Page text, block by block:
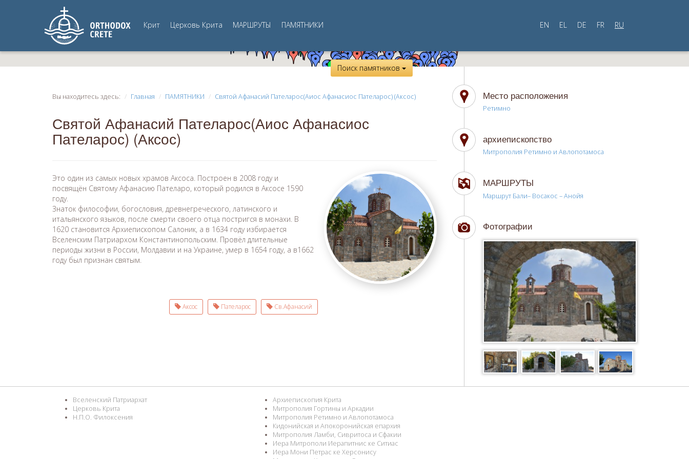
Крит Церковь Крита МАРШРУТЫ ПАМЯТНИКИ EN EL DE FR RU
Поиск памятников
Вы находитесь здесь: Главная ПАМЯТНИКИ Святой Афанасий Пателарос(Аиос Афанасиос Пателарос) (Аксос)
Святой Афанасий Пателарос(Аиос Афанасиос
Пателарос) (Аксос)
Это один из самых новых храмов Аксоса. Построен в 2008 году и
посвящён Святому Афанасию Пателаро, который родился в Аксосе 1590
году.
Знаток философии, богословия, древнегреческого, латинского и
итальянского языков, после смерти своего отца постригся в монахи. В
1620 становится Архиепископом Салоник, а в 1634 году избирается
Вселенским Патриархом Константинопольским. Провёл длительные
периоды жизни в России, Молдавии и на Украине, умер в 1654 году, а в1662
году был признан святым.
Аксос Пателарос Св.Афанасий
Место расположения
Ретимно
архиепископство
Митрополия Ретимно и Авлопотамоса
МАРШРУТЫ
Маршрут Бали– Восакос – Анойя
Фотографии
Вселенский Патриархат
Церковь Крита
Н.П.О. Филоксения
Архиепископия Крита
Митрополия Гортины и Аркадии
Митрополия Ретимно и Авлопотамоса
Кидонийская и Апокоронийская епархия
Митрополия Ламби, Сивритоса и Сфакии
Иера Митрополи Иерапитнис ке Ситиас
Иера Мони Петрас ке Херсонису